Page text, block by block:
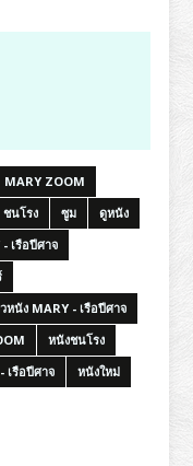
MARY ZOOM
ชนโรง ซูม
ดูหนัง
เรือปีศาจ
หนัง MARY - เรือปีศาจ
หนังชนโรง
เรือปีศาจ
หนังใหม่